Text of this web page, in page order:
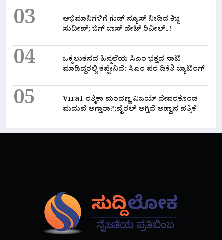
03
ಅಭಿಮಾನಿಗಳಿಗೆ ಗುಡ್ ನ್ಯೂಸ್ ನೀಡಿದ ಕಿಚ್ಚ
ಸುದೀಪ್; ಬಿಗ್ ಬಾಸ್ ಡೇಟ್ ರಿವೀಲ್..!
04
ಒಕ್ಕಲುತನದ ಹಿನ್ನಲೆಯ ಸಿಎಂ ಭತ್ತದ ನಾಟಿ
ಮಾಡಿದ್ದರಲ್ಲಿ‌ ತಪ್ಪೇನಿದೆ: ಸಿಎಂ ಪರ ಡಿಕೆಶಿ ಬ್ಯಾಟಿಂಗ್
05
Viral-ರಶ್ಮಿಕಾ ಮಂದಣ್ಣ ವಿಜಯ್ ದೇವರಕೊಂಡ
ಮದುವೆ ಆಗ್ತಾರಾ?;ವೈರಲ್ ಆಗ್ತಿದೆ ಆಹ್ವಾನ ಪತ್ರಿಕೆ